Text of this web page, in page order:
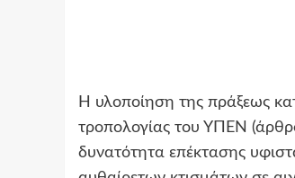
Η υλοποίηση της πράξεως
τροπολογίας του ΥΠΕΝ
δυνατότητα επέκτασης